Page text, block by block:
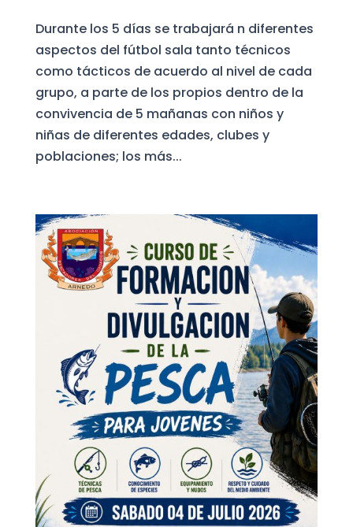
Durante los 5 días se trabajará n diferentes
aspectos del fútbol sala tanto técnicos
como tácticos de acuerdo al nivel de cada
grupo, a parte de los propios dentro de la
convivencia de 5 mañanas con niños y
niñas de diferentes edades, clubes y
poblaciones; los más...